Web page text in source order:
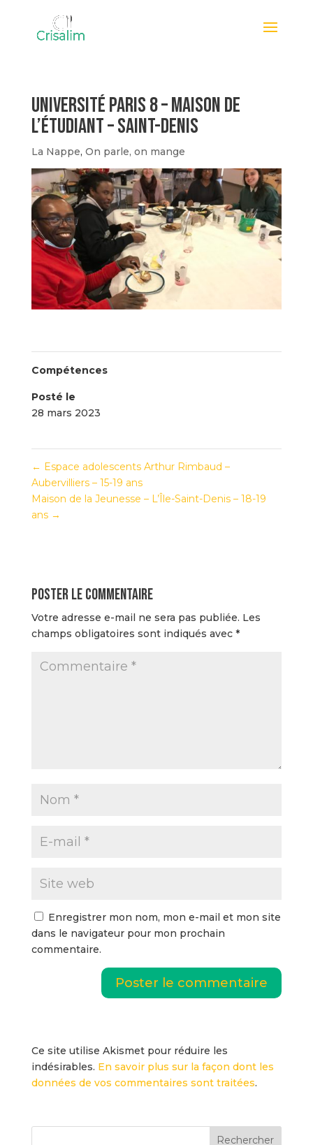
Université Paris 8 – Maison de
l’Étudiant – Saint-Denis
La Nappe, On parle, on mange
Compétences
Posté le
28 mars 2023
← Espace adolescents Arthur Rimbaud –
Aubervilliers – 15-19 ans
Maison de la Jeunesse – L’Île-Saint-Denis – 18-19
ans →
Poster le commentaire
Votre adresse e-mail ne sera pas publiée. Les
champs obligatoires sont indiqués avec *
Enregistrer mon nom, mon e-mail et mon site
dans le navigateur pour mon prochain
commentaire.
Ce site utilise Akismet pour réduire les
indésirables. En savoir plus sur la façon dont les
données de vos commentaires sont traitées.